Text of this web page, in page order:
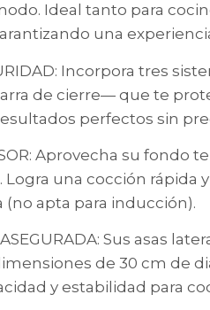
Ideal tanto para
una
Incorpora tres
de cierre— que te
perfectos sin
Aprovecha su
Logra una cocción rápida
(no apta para inducción).
Sus asas
de 30 cm de
y estabilidad para